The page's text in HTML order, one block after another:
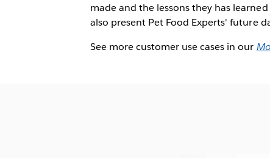
made and the lessons they has
also present Pet Food Experts' future
See more customer use cases in our